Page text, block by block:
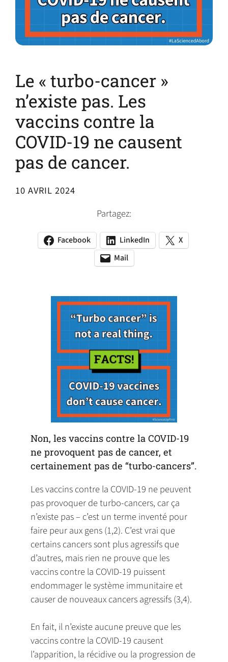
Le « turbo-cancer »
n’existe pas. Les
vaccins contre la
COVID-19 ne causent
pas de cancer.
10 AVRIL 2024
Partagez:
Facebook
(opens
LinkedIn
(opens
in
a
X
(opens
Mail
(opens
app)
(opens
new
Non, les vaccins contre la COVID-19
ne provoquent pas de cancer, et
certainement pas de “turbo-cancers”.
Les vaccins contre la COVID-19 ne peuvent
pas provoquer de turbo-cancers, car ça
n’existe pas – c’est un terme inventé pour
faire peur aux gens (1,2). C’est vrai que
certains cancers sont plus agressifs que
d’autres, mais rien ne prouve que les
vaccins contre la COVID-19 puissent
endommager le système immunitaire et
causer de nouveaux cancers agressifs (3,4).
En fait, il n’existe aucune preuve que les
vaccins contre la COVID-19 causent
l’apparition, la récidive ou la progression de